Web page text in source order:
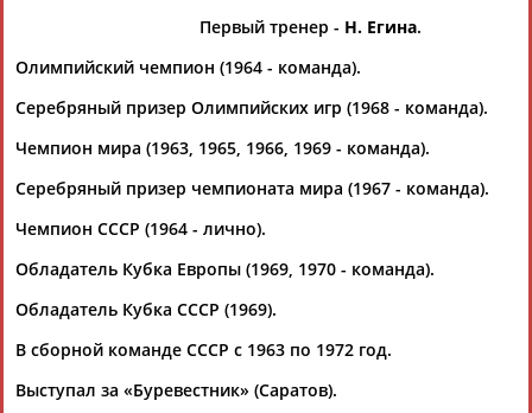
Умер олимпийский чемпион по фехтованию Юрий Шаров
Олимпийский чемпион по фехтованиюЮрий
возрасте 82 лет. Об этом сообщает пресс-служба Федерации
фехтования Ро... ...этом сообщает пресс-служба Федерации
турнира рапиристов на Олимпиаде...
12.12.2021
Открытое обращение к губернатору Нижегородской области
...спорта, двукратный бронзовый призер чемпионата мира
-...
17.12.2020
Первый тренер - Н. Егина.
Олимпийский чемпион (1964 - команда).
Серебряный призер Олимпийских игр (1968 - команда).
Чемпион мира (1963, 1965, 1966, 1969 - команда).
Серебряный призер чемпионата мира (1967 - команда).
Чемпион СССР (1964 - лично).
Обладатель Кубка Европы (1969, 1970 - команда).
Обладатель Кубка СССР (1969).
В сборной команде СССР с 1963 по 1972 год.
Выступал за «Буревестник» (Саратов).